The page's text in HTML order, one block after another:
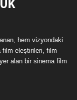
hem vizyondaki
film eleştirileri, film
alan bir sinema film